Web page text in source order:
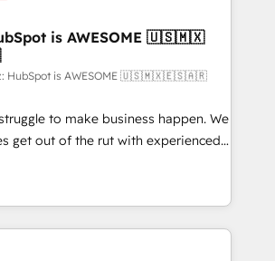
/ Web Development • RevOps &
Marketing Automation What
HubSpot
long-term
embed ourselves into your
systems 🏢 We specialise in
market and enterprise
organisations and those with
Custom Integration and
is AWESOME 🇺🇸🇲🇽
HubSpot is AWESOME 🇺🇸🇲🇽🇪🇸🇦🇷
to make business happen. We
get out of the rut with experienced,
teams implementing HubSpot
Service, CMS and Operations Hub,
engaging with your customers
are a top ranked
winner of Rookie of the Year